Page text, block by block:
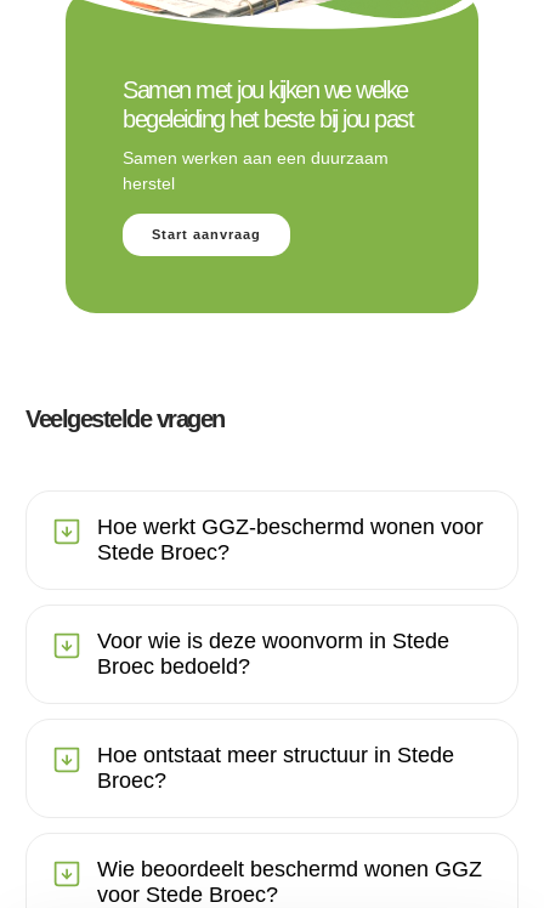
Samen met jou kijken we welke
begeleiding het beste bij jou past
Samen werken aan een duurzaam
herstel
Start aanvraag
Veelgestelde vragen
Hoe werkt GGZ-beschermd wonen voor
Stede Broec?
Voor wie is deze woonvorm in Stede
Broec bedoeld?
Hoe ontstaat meer structuur in Stede
Broec?
Wie beoordeelt beschermd wonen GGZ
voor Stede Broec?